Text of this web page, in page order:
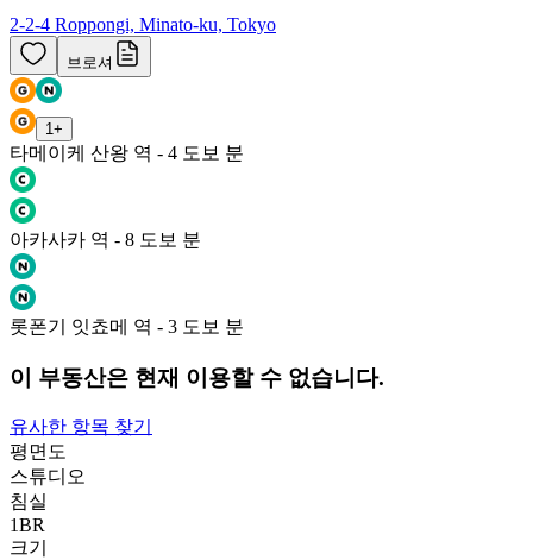
2-2-4 Roppongi, Minato-ku, Tokyo
브로셔
1 +
타메이케 산왕 역 - 4 도보 분
아카사카 역 - 8 도보 분
롯폰기 잇쵸메 역 - 3 도보 분
이 부동산은 현재 이용할 수 없습니다.
유사한 항목 찾기
평면도
스튜디오
침실
1BR
크기